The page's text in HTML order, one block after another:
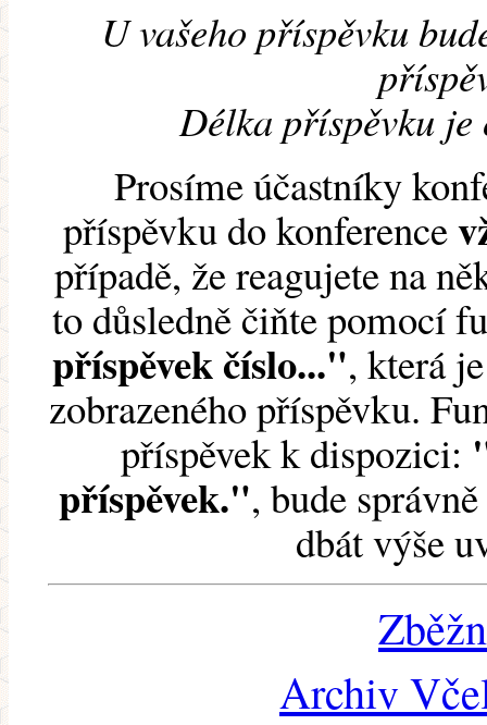
U vašeho příspěvku
Délka příspěvku je
Prosíme účastníky
příspěvku do konference
případě, že reagujete na
to důsledně čiňte pomocí
příspěvek číslo...", která
zobrazeného příspěvku.
příspěvek k dispozici:
příspěvek.", bude
dbát výše
Archiv